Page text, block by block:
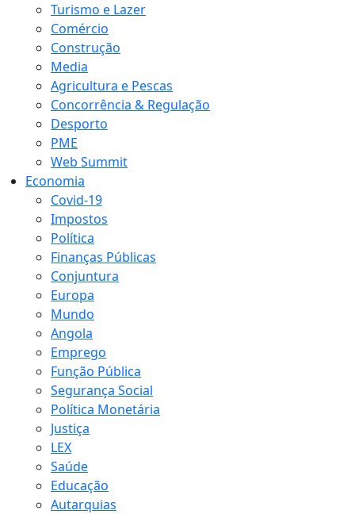
Turismo e Lazer
Comércio
Construção
Media
Agricultura e Pescas
Concorrência & Regulação
Desporto
PME
Web Summit
Economia
Covid-19
Impostos
Política
Finanças Públicas
Conjuntura
Europa
Mundo
Angola
Emprego
Função Pública
Segurança Social
Política Monetária
Justiça
LEX
Saúde
Educação
Autarquias